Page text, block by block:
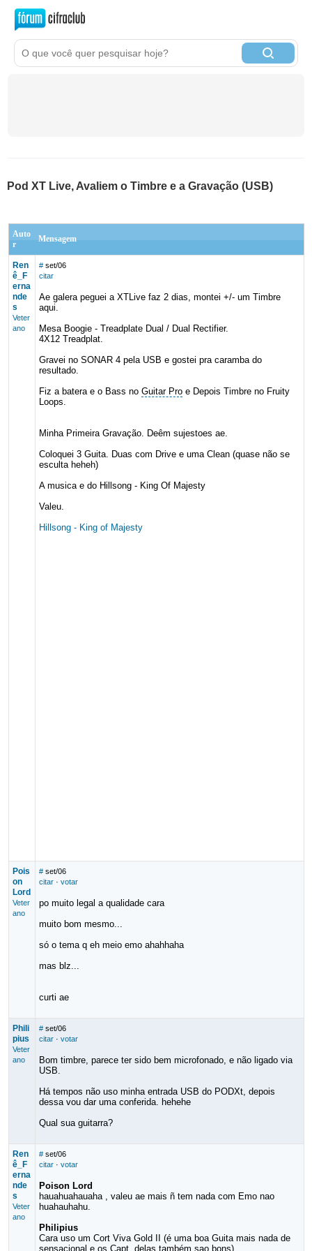
Pod XT Live, Avaliem o Timbre e a Gravação (USB)
Auto
r
Mensagem
Ren
ê_F
erna
nde
s
Veter
ano
# set/06
citar
Ae galera peguei a XTLive faz 2 dias, montei +/- um Timbre
aqui.
Mesa Boogie - Treadplate Dual / Dual Rectifier.
4X12 Treadplat.
Gravei no SONAR 4 pela USB e gostei pra caramba do
resultado.
Fiz a batera e o Bass no Guitar Proe Depois Timbre no Fruity
Loops.
Minha Primeira Gravação. Deêm sujestoes ae.
Coloquei 3 Guita. Duas com Drive e uma Clean (quase não se
esculta heheh)
A musica e do Hillsong - King Of Majesty
Valeu.
Hillsong - King of Majesty
Pois
on
Lord
Veter
ano
# set/06
citar· votar
po muito legal a qualidade cara
muito bom mesmo...
só o tema q eh meio emo ahahhaha
mas blz...
curti ae
Phili
pius
Veter
ano
# set/06
citar· votar
Bom timbre, parece ter sido bem microfonado, e não ligado via
USB.
Há tempos não uso minha entrada USB do PODXt, depois
dessa vou dar uma conferida. hehehe
Qual sua guitarra?
Ren
ê_F
erna
nde
s
Veter
ano
# set/06
citar· votar
Poison Lord
hauahuahauaha , valeu ae mais ñ tem nada com Emo nao
huahauhahu.
Philipius
Cara uso um Cort Viva Gold II (é uma boa Guita mais nada de
sensacional e os Capt. delas também sao bons)